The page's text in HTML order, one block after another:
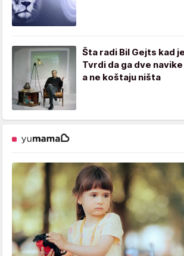
Šta radi Bil Gejts kad
Tvrdi da ga dve
a ne koštaju ništa